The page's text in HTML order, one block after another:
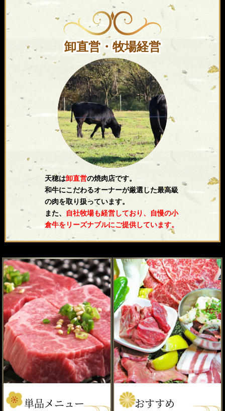
卸直営・牧場経営
天穂は卸直営の焼肉店です。
和牛にこだわるオーナーが厳選した最高級
の肉を取り扱っています。
また、
自社牧場も経営しており、自慢の小
倉牛をリーズナブルにご提供しています。
単品メニュー おすすめ